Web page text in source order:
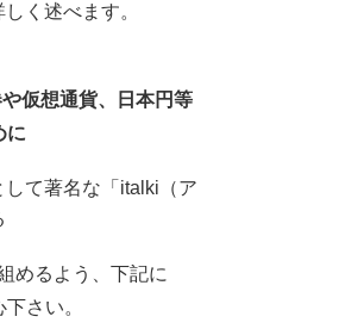
く述べます。
仮想通貨、日本円等
に
て著名な「italki（ア
めるよう、下記に
さい。